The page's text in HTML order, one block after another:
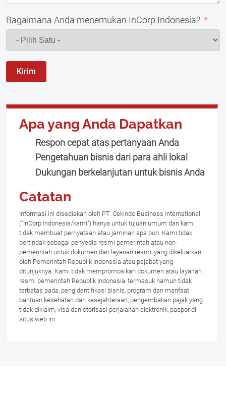
Bagaimana Anda menemukan InCorp Indonesia?
Kirim
Apa yang Anda Dapatkan
Respon cepat atas pertanyaan Anda
Pengetahuan bisnis dari para ahli lokal
Dukungan berkelanjutan untuk bisnis Anda
Catatan
Informasi ini disediakan oleh PT. Cekindo Business International
("InCorp Indonesia/kami") hanya untuk tujuan umum dan kami
tidak membuat pernyataan atau jaminan apa pun. Kami tidak
bertindak sebagai penyedia resmi pemerintah atau non-
pemerintah untuk dokumen dan layanan resmi, yang dikeluarkan
oleh Pemerintah Republik Indonesia atau pejabat yang
ditunjuknya. Kami tidak mempromosikan dokumen atau layanan
resmi pemerintah Republik Indonesia, termasuk namun tidak
terbatas pada, pengidentifikasi bisnis, program dan manfaat
bantuan kesehatan dan kesejahteraan, pengembalian pajak yang
tidak diklaim, visa dan otorisasi perjalanan elektronik, paspor di
situs web ini.